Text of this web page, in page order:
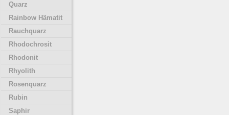
Quarz
Rainbow Hämatit
Rauchquarz
Rhodochrosit
Rhodonit
Rhyolith
Rosenquarz
Rubin
Saphir